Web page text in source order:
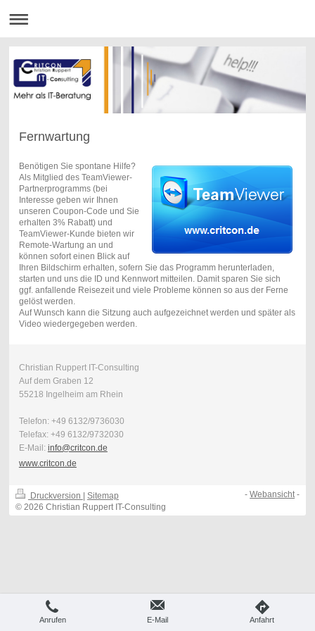
Fernwartung
Benötigen Sie spontane Hilfe?
Als Mitglied des TeamViewer-
Partnerprogramms (bei
Interesse geben wir Ihnen
unseren Coupon-Code und Sie
erhalten 3% Rabatt) und
TeamViewer-Kunde bieten wir
Remote-Wartung an und
können sofort einen Blick auf
Ihren Bildschirm erhalten, sofern Sie das Programm herunterladen,
starten und uns die ID und Kennwort mitteilen. Damit sparen Sie sich
ggf. anfallende Reisezeit und viele Probleme können so aus der Ferne
gelöst werden.
Auf Wunsch kann die Sitzung auch aufgezeichnet werden und später als
Video wiedergegeben werden.
Christian Ruppert IT-Consulting
Auf dem Graben 12
55218 Ingelheim am Rhein
Telefon: +49 6132/9736030
Telefax: +49 6132/9732030
E-Mail: info@critcon.de
www.critcon.de
Druckversion | Sitemap
© 2026 Christian Ruppert IT-Consulting
-Webansicht -
Anrufen E-Mail Anfahrt